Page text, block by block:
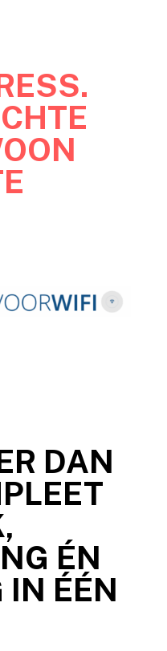
DAN
ÉN
IN ÉÉN